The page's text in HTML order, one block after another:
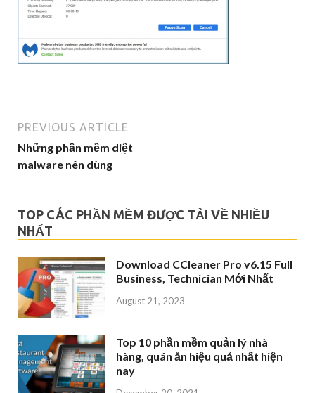
PREVIOUS ARTICLE
Những phần mềm diệt
malware nên dùng
TOP CÁC PHẦN MỀM ĐƯỢC TẢI VỀ NHIỀU
NHẤT
Download CCleaner Pro v6.15 Full
Business, Technician Mới Nhất
August 21, 2023
Top 10 phần mềm quản lý nhà
hàng, quán ăn hiệu quả nhất hiện
nay